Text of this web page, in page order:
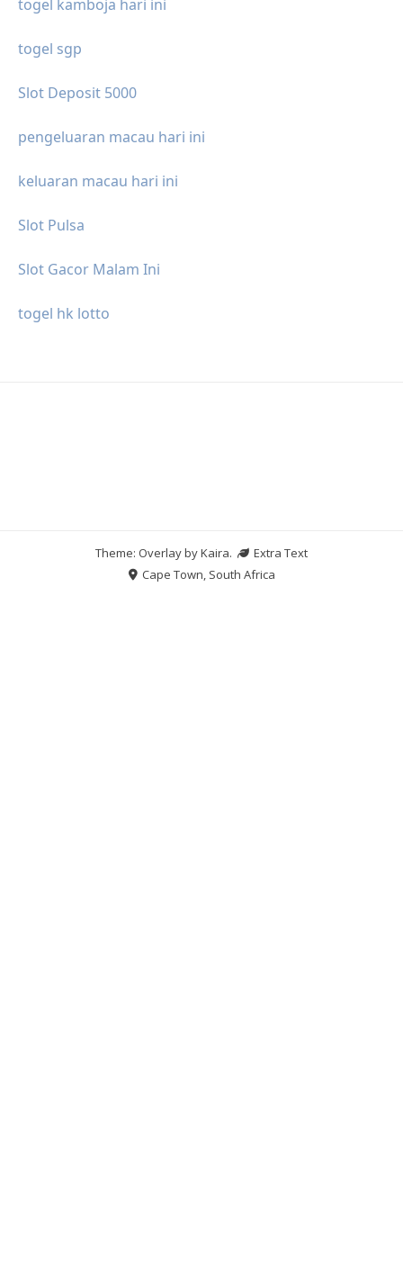
togel kamboja hari ini
togel sgp
Slot Deposit 5000
pengeluaran macau hari ini
keluaran macau hari ini
Slot Pulsa
Slot Gacor Malam Ini
togel hk lotto
Theme: Overlay byKaira.
Extra Text
Cape Town, South Africa